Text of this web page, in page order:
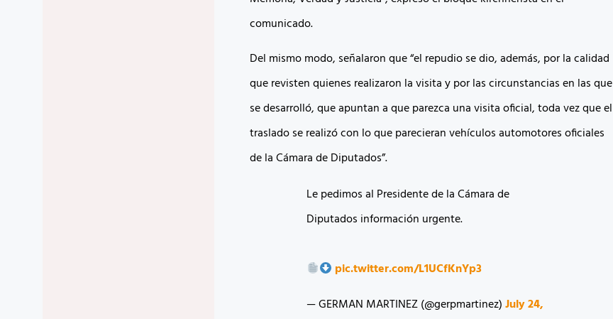
comunicado.
Del mismo modo, señalaron que “el repudio se dio, además, por la calidad
que revisten quienes realizaron la visita y por las circunstancias en las que
se desarrolló, que apuntan a que parezca una visita oficial, toda vez que el
traslado se realizó con lo que parecieran vehículos automotores oficiales
de la Cámara de Diputados”.
Le pedimos al Presidente de la Cámara de
Diputados información urgente.
pic.twitter.com/L1UCfKnYp3
— GERMAN MARTINEZ (@gerpmartinez)July 24,